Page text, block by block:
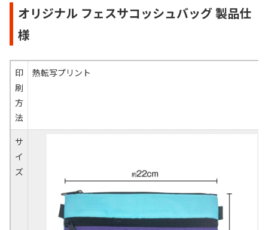
オリジナル フェスサコッシュバッグ 製品仕
様
印
刷
方
法
熱転写プリント
サ
イ
ズ